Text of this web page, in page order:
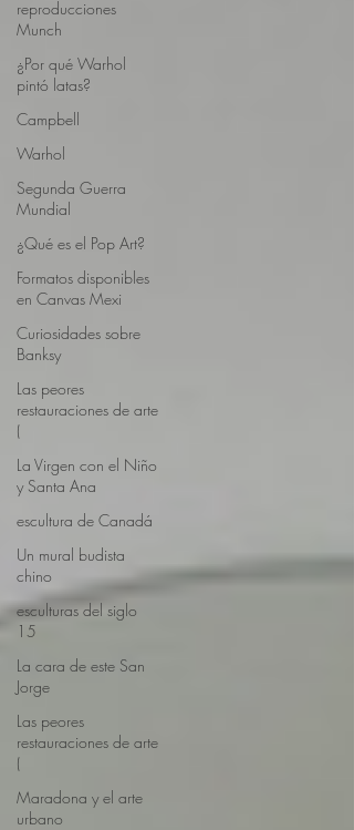
reproducciones
Munch
¿Por qué Warhol
pintó latas?
Campbell
Warhol
Segunda Guerra
Mundial
¿Qué es el Pop Art?
Formatos disponibles
en Canvas Mexi
Curiosidades sobre
Banksy
Las peores
restauraciones de arte
(
La Virgen con el Niño
y Santa Ana
escultura de Canadá
Un mural budista
chino
esculturas del siglo
15
La cara de este San
Jorge
Las peores
restauraciones de arte
(
Maradona y el arte
urbano